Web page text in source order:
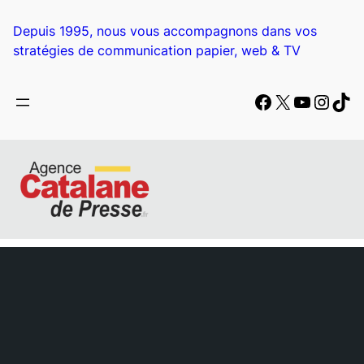
contenu
Depuis 1995, nous vous accompagnons dans vos
stratégies de communication papier, web & TV
Facebook
X